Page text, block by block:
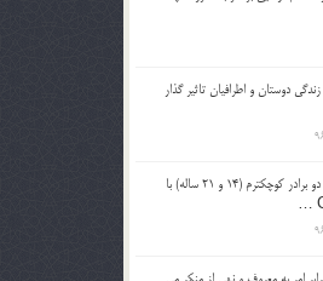
دوستان و اطرافيان تاثير گذار
مدتي است كه دو برادر كوچكترم (14 و 21 ساله) با